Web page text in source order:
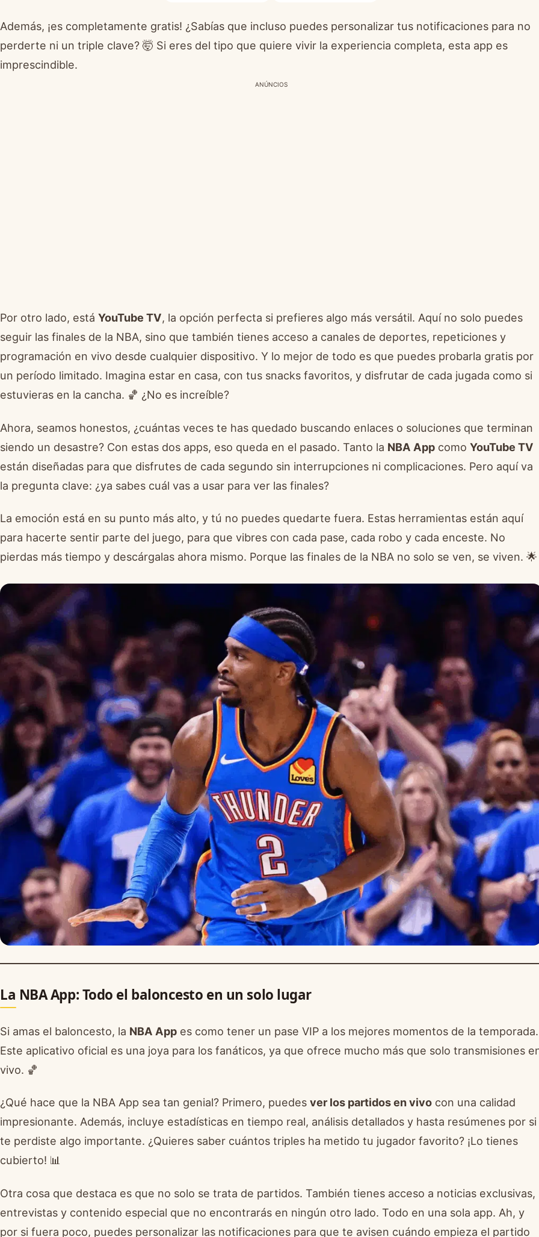
Además, ¡es completamente gratis! ¿Sabías que incluso puedes personalizar tus notificaciones para no
perderte ni un triple clave? 🤯 Si eres del tipo que quiere vivir la experiencia completa, esta app es
imprescindible.
ANÚNCIOS
Por otro lado, está YouTube TV, la opción perfecta si prefieres algo más versátil. Aquí no solo puedes
seguir las finales de la NBA, sino que también tienes acceso a canales de deportes, repeticiones y
programación en vivo desde cualquier dispositivo. Y lo mejor de todo es que puedes probarla gratis por
un período limitado. Imagina estar en casa, con tus snacks favoritos, y disfrutar de cada jugada como si
estuvieras en la cancha. 🏀 ¿No es increíble?
Ahora, seamos honestos, ¿cuántas veces te has quedado buscando enlaces o soluciones que terminan
siendo un desastre? Con estas dos apps, eso queda en el pasado. Tanto la NBA App como YouTube TV
están diseñadas para que disfrutes de cada segundo sin interrupciones ni complicaciones. Pero aquí va
la pregunta clave: ¿ya sabes cuál vas a usar para ver las finales?
La emoción está en su punto más alto, y tú no puedes quedarte fuera. Estas herramientas están aquí
para hacerte sentir parte del juego, para que vibres con cada pase, cada robo y cada enceste. No
pierdas más tiempo y descárgalas ahora mismo. Porque las finales de la NBA no solo se ven, se viven. 🌟
La NBA App: Todo el baloncesto en un solo lugar
Si amas el baloncesto, la NBA App es como tener un pase VIP a los mejores momentos de la temporada.
Este aplicativo oficial es una joya para los fanáticos, ya que ofrece mucho más que solo transmisiones
vivo. 🏀
¿Qué hace que la NBA App sea tan genial? Primero, puedes ver los partidos en vivo con una calidad
impresionante. Además, incluye estadísticas en tiempo real, análisis detallados y hasta resúmenes por si
te perdiste algo importante. ¿Quieres saber cuántos triples ha metido tu jugador favorito? ¡Lo tienes
cubierto! 📊
Otra cosa que destaca es que no solo se trata de partidos. También tienes acceso a noticias exclusivas,
entrevistas y contenido especial que no encontrarás en ningún otro lado. Todo en una sola app. Ah, y
por si fuera poco, puedes personalizar las notificaciones para que te avisen cuándo empieza el partido